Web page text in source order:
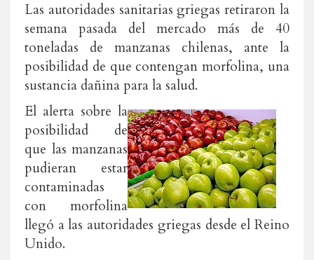
Las autoridades sanitarias griegas retiraron la
semana pasada del mercado más de 40
toneladas de manzanas chilenas, ante la
posibilidad de que contengan morfolina, una
sustancia dañina para la salud.
El alerta sobre la
posibilidad de
que las manzanas
pudieran estar
contaminadas
con morfolina
llegó a las autoridades griegas desde el Reino
Unido.